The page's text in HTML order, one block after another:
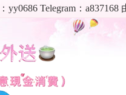
Telegram：